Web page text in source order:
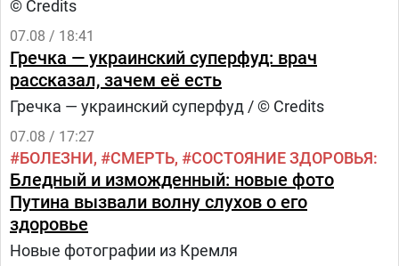
© Credits
07.08 / 18:41
Гречка — украинский суперфуд: врач
рассказал, зачем её есть
Гречка — украинский суперфуд / © Credits
07.08 / 17:27
БОЛЕЗНИ СМЕРТЬ СОСТОЯНИЕ ЗДОРОВЬЯ
Бледный и изможденный: новые фото
Путина вызвали волну слухов о его
здоровье
Новые фотографии из Кремля